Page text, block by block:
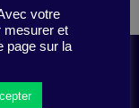
votre
mesurer et
page sur la